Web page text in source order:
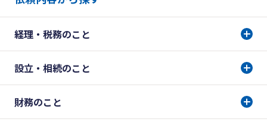
経理・税務のこと
設立・相続のこと
財務のこと